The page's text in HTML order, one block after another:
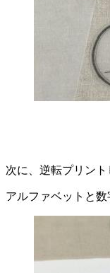
次に、逆転プリント
アルファベットと数